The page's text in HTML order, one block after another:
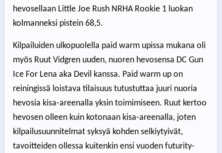
hevosellaan Little Joe Rush NRHA Rookie 1 luokan
kolmanneksi pistein 68,5.
Kilpailuiden ulkopuolella paid warm upissa mukana oli
myös Ruut Vidgren uuden, nuoren hevosensa DC Gun
Ice For Lena aka Devil kanssa. Paid warm up on
reiningissä loistava tilaisuus tutustuttaa juuri nuoria
hevosia kisa-areenalla yksin toimimiseen. Ruut kertoo
hevosen olleen kuin kotonaan kisa-areenalla, joten
kilpailusuunnitelmat syksyä kohden selkiytyivät,
tavoitteiden ollessa kuitenkin ensi vuoden futurity-